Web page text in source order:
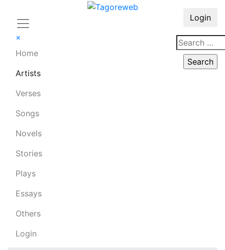
×
Home
Artists
Verses
Songs
Novels
Stories
Plays
Essays
Others
Login
Login